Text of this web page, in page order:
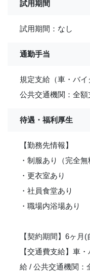
試用期間
試用期間：なし
通勤手当
規定支給（車・バ
公共交通機関：全額
待遇・福利厚生
【勤務先情報】
・制服あり（完全無
・更衣室あり
・社員食堂あり
・職場内浴場あり
【契約期間】6ヶ月
【交通費支給】車
給 / 公共交通機関：